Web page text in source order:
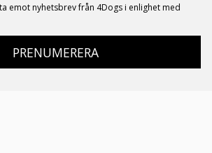
emot nyhetsbrev från 4Dogs i enlighet med
PRENUMERERA